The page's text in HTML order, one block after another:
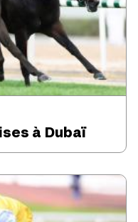
à Dubaï